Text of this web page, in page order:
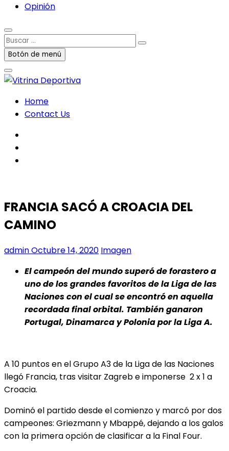
Opinión
Buscar
…Botón de menú
Home
Contact Us
FRANCIA SACÓ A CROACIA DEL
CAMINO
adminOctubre 14, 2020 Imagen
El campeón del mundo superó de forastero a
uno de los grandes favoritos de la Liga de las
Naciones con el cual se encontró en aquella
recordada final orbital. También ganaron
Portugal, Dinamarca y Polonia por la Liga A.
A 10 puntos en el Grupo A3 de la Liga de las Naciones
llegó Francia, tras visitar Zagreb e imponerse 2 x 1 a
Croacia.
Dominó el partido desde el comienzo y marcó por dos
campeones: Griezmann y Mbappé, dejando a los galos
con la primera opción de clasificar a la Final Four.